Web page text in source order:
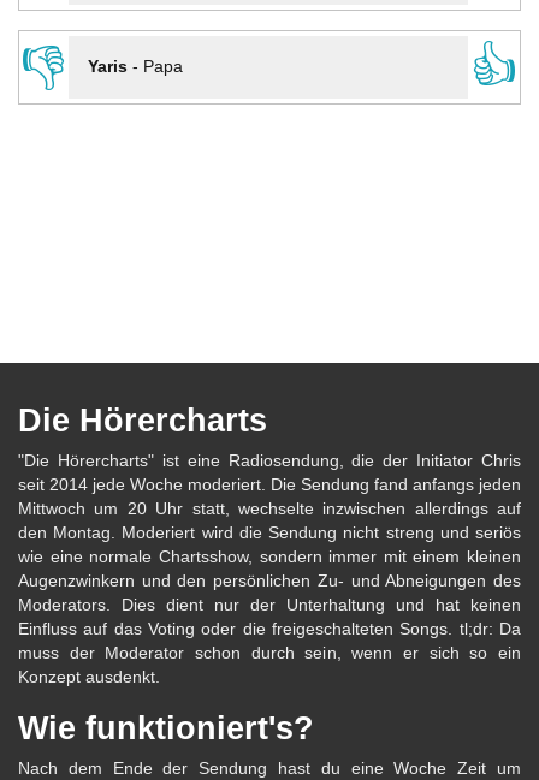
👎
Yaris- Papa 👍
Die Hörercharts
"Die Hörercharts" ist eine Radiosendung, die der Initiator Chris
seit 2014 jede Woche moderiert. Die Sendung fand anfangs jeden
Mittwoch um 20 Uhr statt, wechselte inzwischen allerdings auf
den Montag. Moderiert wird die Sendung nicht streng und seriös
wie eine normale Chartsshow, sondern immer mit einem kleinen
Augenzwinkern und den persönlichen Zu- und Abneigungen des
Moderators. Dies dient nur der Unterhaltung und hat keinen
Einfluss auf das Voting oder die freigeschalteten Songs. tl;dr: Da
muss der Moderator schon durch sein, wenn er sich so ein
Konzept ausdenkt.
Wie funktioniert's?
Nach dem Ende der Sendung hast du eine Woche Zeit um